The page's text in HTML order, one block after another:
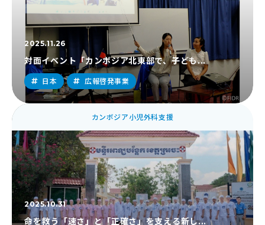
2025.11.26
対面イベント「カンボジア北東部で、子ども...
日本 広報啓発事業
カンボジア小児外科支援
2025.10.31
命を救う「速さ」と「正確さ」を支える新し...